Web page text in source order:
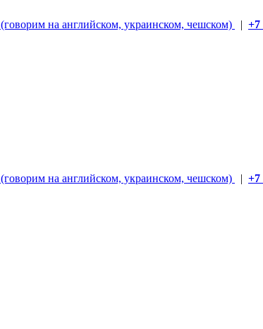
(говорим на английском, украинском, чешском) | +7
(говорим на английском, украинском, чешском) | +7